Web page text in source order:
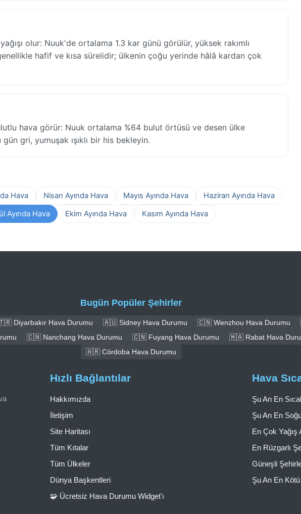
olur: Nuuk'de ortalama 1.3 kar günü görülür, yüksek rakımlı
hafif ve kısa sürelidir; ülkenin çoğu yerinde hâlâ kardan çok
hava görür: Nuuk ortalama %64 bulut örtüsü ve desen ülke
gri, yumuşak ışıklı bir his bekleyin.
Hava Nisan Ayında Hava Mayıs Ayında Hava
Haziran Ayında Hava
Ayında Hava Ekim Ayında Hava
Kasım Ayında Hava
Bugün Popüler Şehirler
Diyarbakır Hava Durumu 🇦🇺 Sidney Hava Durumu 🇨🇳 Wenzhou Hava Durumu
🇨🇳 Nanchang Hava Durumu 🇨🇳 Fuyang Hava Durumu 🇲🇦 Rabat Hava
🇦🇷 Córdoba Hava Durumu
Hızlı Bağlantılar
Hakkımızda
İletişim
Site Haritası
Tüm Kıtalar
Tüm Ülkeler
Dünya Başkentleri
🧩 Ücretsiz Hava Durumu Widget'ı
Hava
Şu An En
Şu An En
En Çok Yağış
En Rüzgarlı
Güneşli
Şu An En